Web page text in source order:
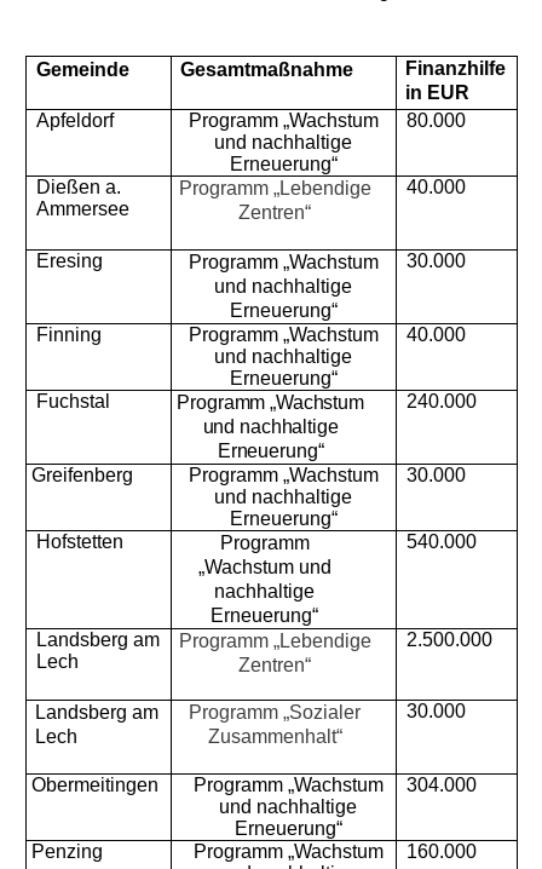
Gemeinde Gesamtmaßnahme
Finanzhilfe
in EUR
Apfeldorf
Programm „Wachstum
und nachhaltige
Erneuerung“
80.000
Dießen a.
Ammersee
Programm „Lebendige
Zentren“
40.000
Eresing
Programm „Wachstum
und nachhaltige
Erneuerung“
30.000
Finning
Programm „Wachstum
und nachhaltige
Erneuerung“
40.000
Fuchstal
Programm „Wachstum
und nachhaltige
Erneuerung“
240.000
Greifenberg
Programm „Wachstum
und nachhaltige
Erneuerung“
30.000
Hofstetten
Programm
Wachstum und
nachhaltige
Erneuerung“
540.000
Landsberg am
Lech
Programm „Lebendige
Zentren“
2.500.000
Landsberg am
Lech
Programm „Sozialer
Zusammenhalt“
30.000
Obermeitingen
Programm „Wachstum
und nachhaltige
Erneuerung“
304.000
Penzing
Programm „Wachstum
160.000